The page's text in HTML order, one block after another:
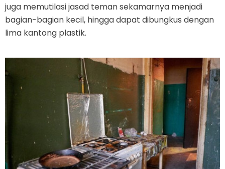
juga memutilasi jasad teman sekamarnya menjadi
bagian-bagian kecil, hingga dapat dibungkus dengan
lima kantong plastik.